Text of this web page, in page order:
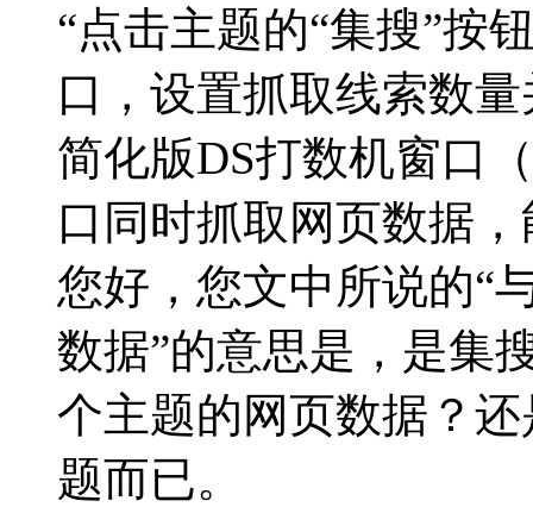
“点击主题的“集搜”按
口，设置抓取线索数
简化版DS打数机窗口
口同时抓取网页数据
您好，您文中所说的“
数据”的意思是，是集
个主题的网页数据？
题而已。